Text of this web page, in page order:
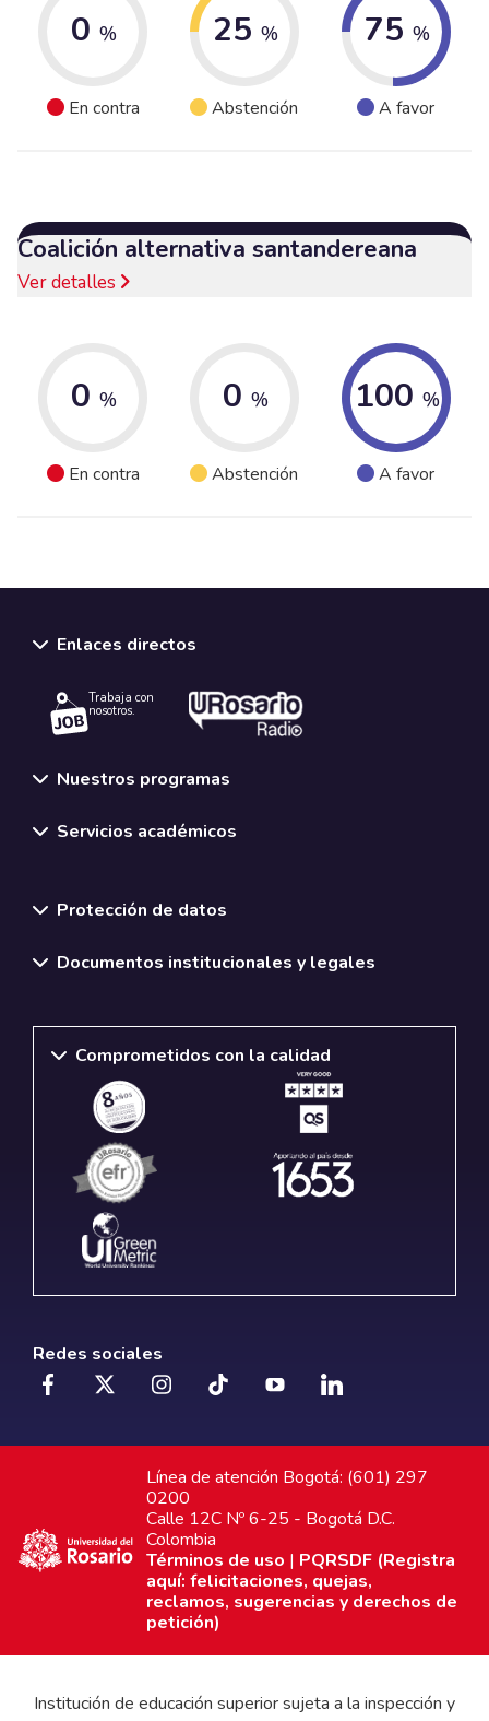
0 %
En contra
25 %
Abstención
75 %
A favor
Coalición alternativa santandereana
Ver detalles
0 %
En contra
0 %
Abstención
100 %
A favor
Enlaces directos
Trabaja con
nosotros.
Nuestros programas
Servicios académicos
Protección de datos
Documentos institucionales y legales
Comprometidos con la calidad
Redes sociales
Línea de atención Bogotá: (601) 297
0200
Calle 12C Nº 6-25 - Bogotá D.C.
Colombia
Términos de uso | PQRSDF (Registra
aquí: felicitaciones, quejas,
reclamos, sugerencias y derechos de
petición)
Institución de educación superior sujeta a la inspección y